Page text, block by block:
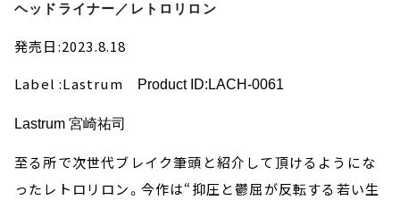
ヘッドライナー／レトロリロン
発売日:2023.8.18
Label :Lastrum
Product ID:LACH-0061
Lastrum 宮崎祐司
至る所で次世代ブレイク筆頭と紹介して頂けるようにな
ったレトロリロン。今作は“抑圧と鬱屈が反転する若い生